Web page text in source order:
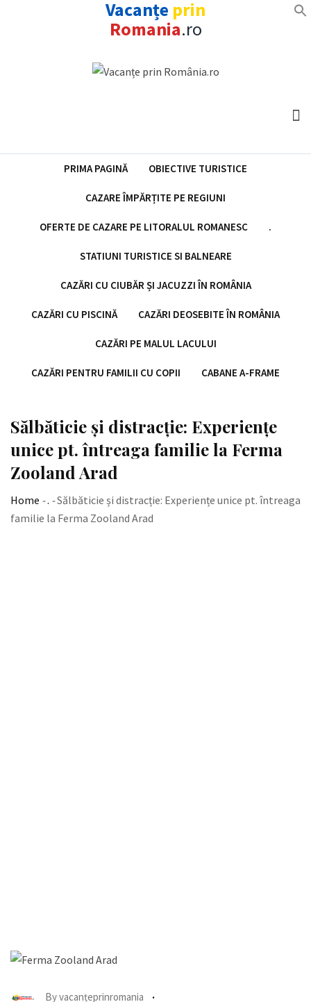
Vacanțe prin
Romania.ro
PRIMA PAGINĂ OBIECTIVE TURISTICE
CAZARE ÎMPĂRȚITE PE REGIUNI
OFERTE DE CAZARE PE LITORALUL ROMANESC .
STATIUNI TURISTICE SI BALNEARE
CAZĂRI CU CIUBĂR ȘI JACUZZI ÎN ROMÂNIA
CAZĂRI CU PISCINĂ CAZĂRI DEOSEBITE ÎN ROMÂNIA
CAZĂRI PE MALUL LACULUI
CAZĂRI PENTRU FAMILII CU COPII CABANE A-FRAME
Sălbăticie și distracție: Experiențe
unice pt. întreaga familie la Ferma
Zooland Arad
Home -. -Sălbăticie și distracție: Experiențe unice pt. întreaga
familie la Ferma Zooland Arad
Byvacanțeprinromania